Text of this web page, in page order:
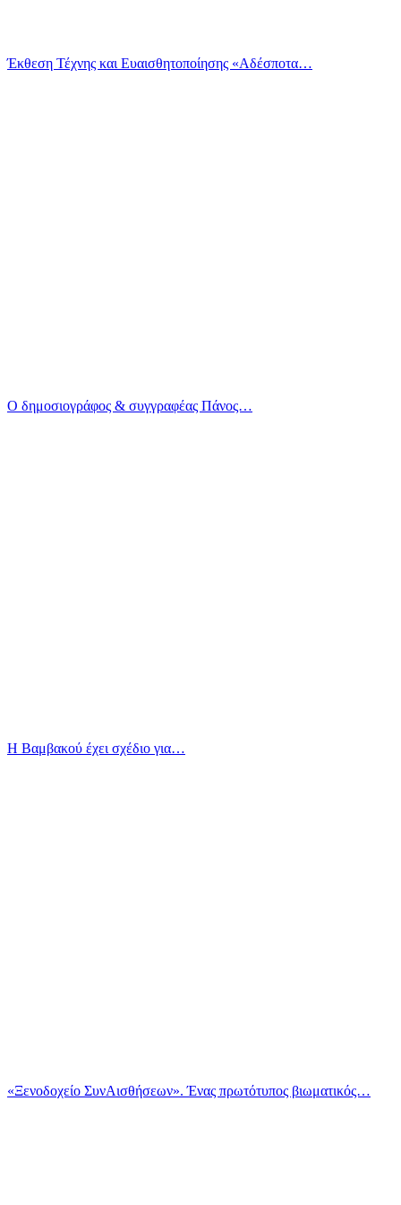
Έκθεση Τέχνης και Ευαισθητοποίησης «Αδέσποτα…
Ο δημοσιογράφος & συγγραφέας Πάνος…
Η Βαμβακού έχει σχέδιο για…
«Ξενοδοχείο ΣυνΑισθήσεων». Ένας πρωτότυπος βιωματικός…